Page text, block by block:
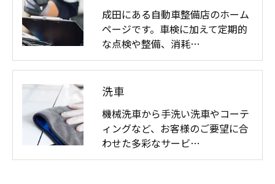
成田にある自動車整備店のホーム
ページです。車検に加えて定期的
な点検や整備、消耗…
洗車
機械洗車から手洗い洗車やコーテ
ィングなど、お客様のご要望に合
わせた多彩なサービ…